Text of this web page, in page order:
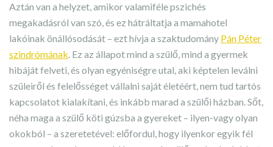
Aztán van a helyzet, amikor valamiféle pszichés
megakadásról van szó, és ez hátráltatja a mamahotel
lakóinak önállósodását – ezt hívja a szaktudomány Pán Péter
szindrómának. Ez az állapot mind a szülő, mind a gyermek
hibáját felveti, és olyan egyéniségre utal, aki képtelen leválni
szüleiről és felelősséget vállalni saját életéért, nem tud tartós
kapcsolatot kialakítani, és inkább marad a szülői házban. Sőt,
néha maga a szülő köti gúzsba a gyereket – ilyen-vagy olyan
okokból – a szeretetével: előfordul, hogy ilyenkor egyik fél